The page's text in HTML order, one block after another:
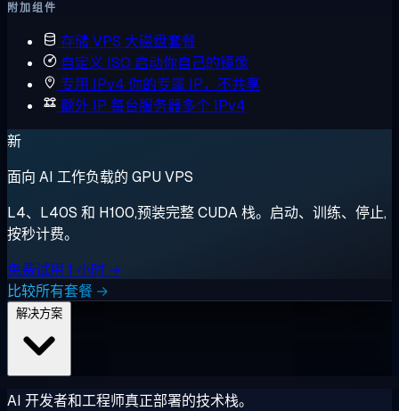
附加组件
存储 VPS 大磁盘套餐
自定义 ISO 启动你自己的镜像
专用 IPv4 你的专属 IP，不共享
额外 IP 每台服务器多个 IPv4
新
面向 AI 工作负载的 GPU VPS
L4、L40S 和 H100,预装完整 CUDA 栈。启动、训练、停止,
按秒计费。
免费试用 1 小时 →
比较所有套餐 →
AI 开发者和工程师真正部署的技术栈。